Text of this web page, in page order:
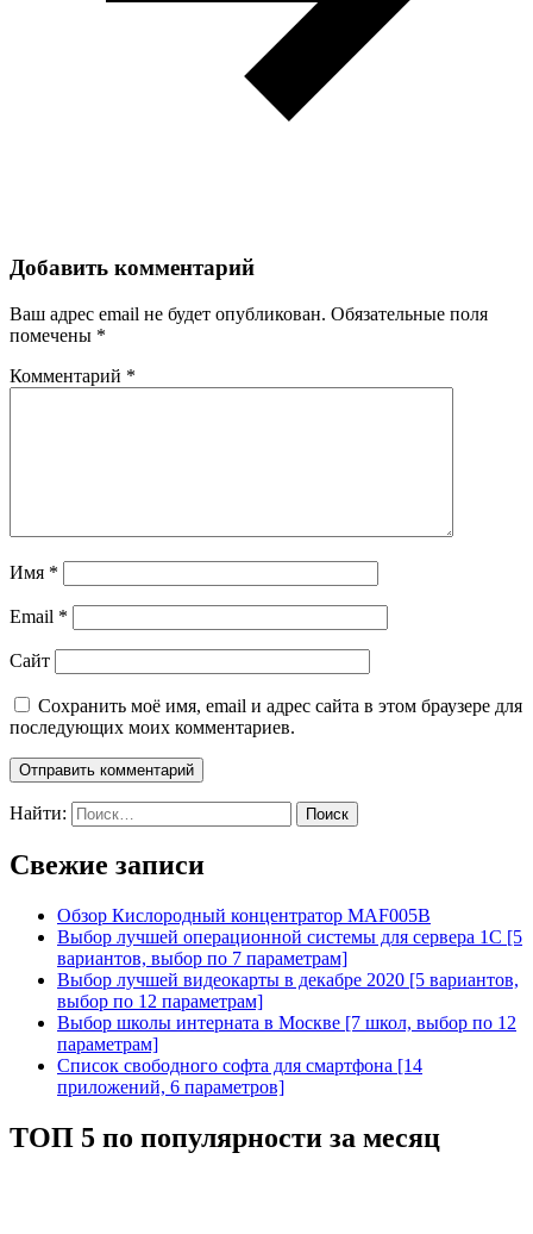
Добавить комментарий
Ваш адрес email не будет опубликован. Обязательные поля
помечены *
Комментарий *
Имя *
Email *
Сайт
Сохранить моё имя, email и адрес сайта в этом браузере для
последующих моих комментариев.
Найти:
Свежие записи
Обзор Кислородный концентратор MAF005B
Выбор лучшей операционной системы для сервера 1С [5
вариантов, выбор по 7 параметрам]
Выбор лучшей видеокарты в декабре 2020 [5 вариантов,
выбор по 12 параметрам]
Выбор школы интерната в Москве [7 школ, выбор по 12
параметрам]
Список свободного софта для смартфона [14
приложений, 6 параметров]
ТОП 5 по популярности за месяц